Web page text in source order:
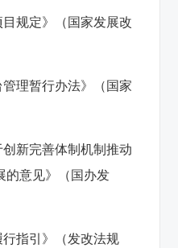
规定》（国家发展改
理暂行办法》（国家
新完善体制机制推动
的意见》（国办发
指引》（发改法规